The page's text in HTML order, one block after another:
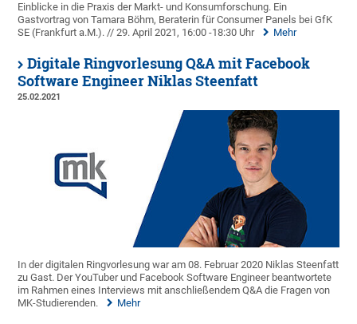
Einblicke in die Praxis der Markt- und Konsumforschung. Ein
Gastvortrag von Tamara Böhm, Beraterin für Consumer Panels bei GfK
SE (Frankfurt a.M.). // 29. April 2021, 16:00 -18:30 Uhr
Mehr
Digitale Ringvorlesung Q&A mit Facebook
Software Engineer Niklas Steenfatt
25.02.2021
In der digitalen Ringvorlesung war am 08. Februar 2020 Niklas Steenfatt
zu Gast. Der YouTuber und Facebook Software Engineer beantwortete
im Rahmen eines Interviews mit anschließendem Q&A die Fragen von
MK-Studierenden.
Mehr